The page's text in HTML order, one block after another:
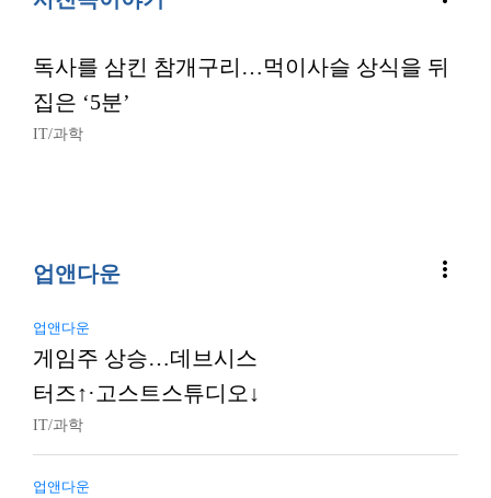
독사를 삼킨 참개구리…먹이사슬 상식을 뒤
집은 ‘5분’
IT/과학
업앤다운 more_vert
업앤다운
게임주 상승…데브시스
터즈↑·고스트스튜디오↓
IT/과학
업앤다운